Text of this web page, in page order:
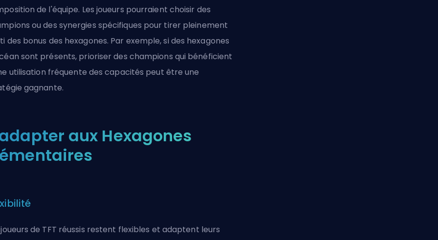
de l'équipe. Les joueurs pourraient choisir des
ou des synergies spécifiques pour tirer pleinement
des bonus des hexagones. Par exemple, si des hexagones
sont présents, prioriser des champions qui bénéficient
utilisation fréquente des capacités peut être une
gagnante.
aux Hexagones
joueurs de TFT réussis restent flexibles et adaptent leurs